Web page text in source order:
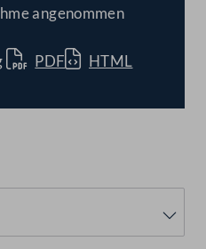
angenommen
PDF HTML